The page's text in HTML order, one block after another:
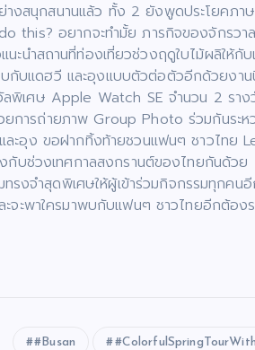
งสนุกสนานแล้ว ทั้ง 2 ยังพูดประโยคภา
อยากจะทำมั้ย ภารกิจของจักรวา
ะนำสถานที่ท่องเที่ยวช่วงฤดูใบไม้ผลิให้กั
แดฮวี และอุงแบบตัวต่อตัวอีกด้วยงานนี้
พิเศษ Apple Watch SE จำนวน 2 ราง
การถ่ายภาพ Group Photo ร่วมกันระห
ะอุง ขอฝากทิ้งท้ายชวนแฟนๆ ชาวไทย
กับช่วงเทศกาลสงกรานต์ของไทยกันด้วย
งจำสุดพิเศษให้ผู้เข้าร่วมกิจกรรมทุกคน
จะพาใครมาพบกับแฟนๆ ชาวไทยอีกต้อง
#Busan